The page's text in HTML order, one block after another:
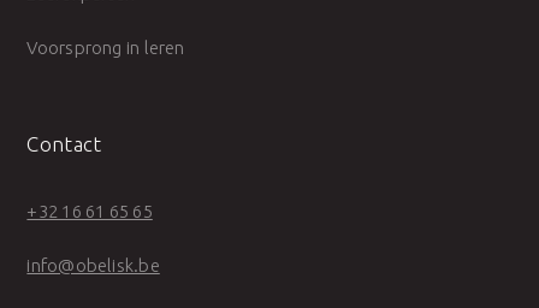
Voorsprong in leren
Contact
+32 16 61 65 65
info@obelisk.be